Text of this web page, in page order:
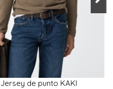
Jersey de punto KAKI
M